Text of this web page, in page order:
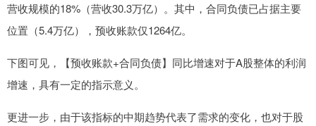
营收规模的18%（营收30.3万亿）。其中，合同负债已占据主要
位置（5.4万亿），预收账款仅1264亿。
下图可见，【预收账款+合同负债】同比增速对于A股整体的利润
增速，具有一定的指示意义。
更进一步，由于该指标的中期趋势代表了需求的变化，也对于股